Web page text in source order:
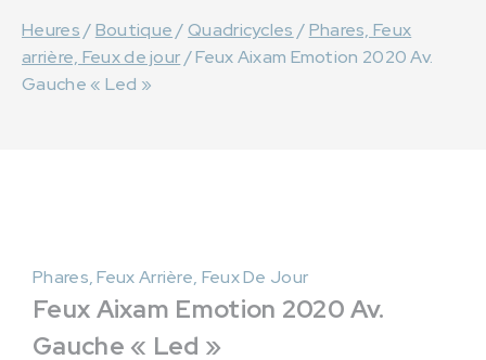
Heures/Boutique /Quadricycles /Phares, Feux
arrière, Feux de jour/Feux Aixam Emotion 2020 Av.
Gauche « Led »
Phares, Feux Arrière, Feux De Jour
Feux Aixam Emotion 2020 Av.
Gauche « Led »